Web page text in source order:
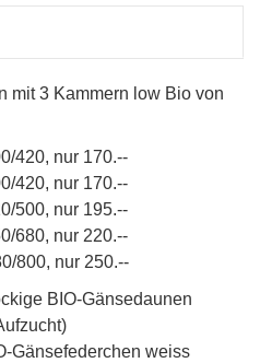
mit 3 Kammern low Bio von
420, nur 170.--
420, nur 170.--
500, nur 195.--
680, nur 220.--
800, nur 250.--
BIO-Gänsedaunen
Gänsefederchen weiss